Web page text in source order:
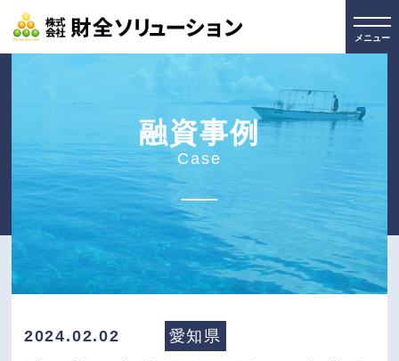
メニュー
融資事例
Case
2024.02.02 愛知県